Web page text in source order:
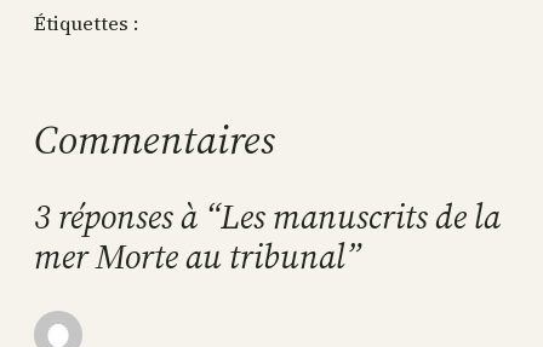
Étiquettes :
Commentaires
3 réponses à “Les manuscrits de la
mer Morte au tribunal”